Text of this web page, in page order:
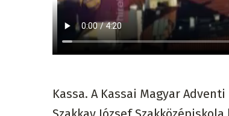
Kassa. A Kassai Magyar